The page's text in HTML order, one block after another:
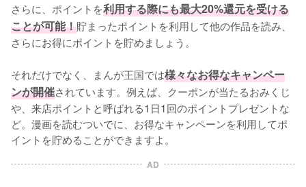
さらに、ポイントを利用する際にも最大20%還元を受ける
ことが可能！貯まったポイントを利用して他の作品を読み、
さらにお得にポイントを貯めましょう。
それだけでなく、まんが王国では様々なお得なキャンペー
ンが開催されています。例えば、クーポンが当たるおみくじ
や、来店ポイントと呼ばれる1日1回のポイントプレゼントな
ど。漫画を読むついでに、お得なキャンペーンを利用してポ
イントを貯めることができますよ。
AD